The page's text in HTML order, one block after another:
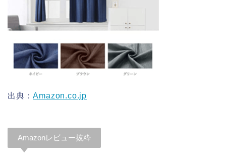
出典：Amazon.co.jp
Amazonレビュー抜粋